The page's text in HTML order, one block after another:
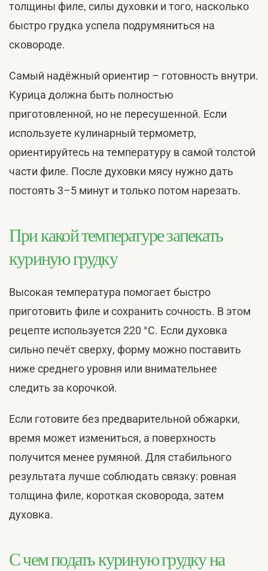
толщины филе, силы духовки и того, насколько
быстро грудка успела подрумяниться на
сковороде.
Самый надёжный ориентир – готовность внутри.
Курица должна быть полностью
приготовленной, но не пересушенной. Если
используете кулинарный термометр,
ориентируйтесь на температуру в самой толстой
части филе. После духовки мясу нужно дать
постоять 3–5 минут и только потом нарезать.
При какой температуре запекать
куриную грудку
Высокая температура помогает быстро
приготовить филе и сохранить сочность. В этом
рецепте используется 220 °C. Если духовка
сильно печёт сверху, форму можно поставить
ниже среднего уровня или внимательнее
следить за корочкой.
Если готовите без предварительной обжарки,
время может измениться, а поверхность
получится менее румяной. Для стабильного
результата лучше соблюдать связку: ровная
толщина филе, короткая сковорода, затем
духовка.
С чем подать куриную грудку на